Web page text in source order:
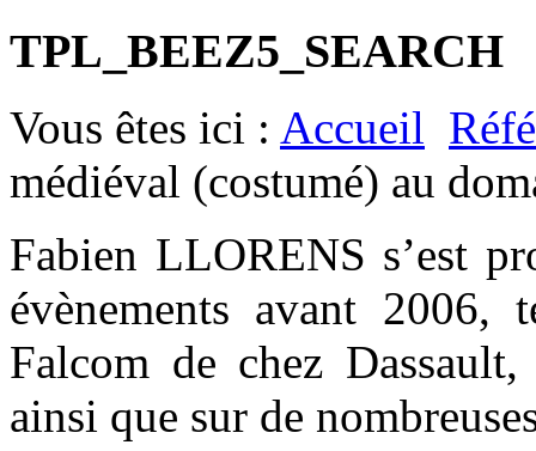
TPL_BEEZ5_SEARCH
Vous êtes ici : Accueil
médiéval (costumé) au
Fabien LLORENS s’est
évènements avant
Falcom de chez
ainsi que sur de